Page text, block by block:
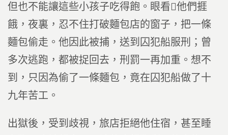
但也不能讓這些小孩子吃得飽。眼看他們捱
餓，夜裏，忍不住打破麵包店的窗子，把一條
麵包偷走。他因此被捕，送到囚犯船服刑；曾
多次逃跑，都被捉回去，刑罰一再加重。想不
到，只因為偷了一條麵包，竟在囚犯船做了十
九年苦工。
出獄後，受到歧視，旅店拒絕他住宿，甚至睡